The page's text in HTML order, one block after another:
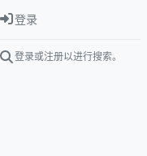
登录
登录或注册以进行搜索。